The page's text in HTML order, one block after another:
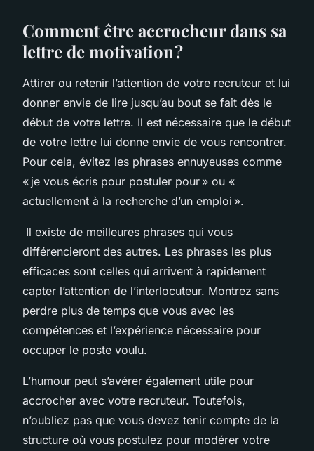
Comment être accrocheur dans sa
lettre de motivation ?
Attirer ou retenir l’attention de votre recruteur et lui
donner envie de lire jusqu’au bout se fait dès le
début de votre lettre. Il est nécessaire que le début
de votre lettre lui donne envie de vous rencontrer.
Pour cela, évitez les phrases ennuyeuses comme
« je vous écris pour postuler pour » ou «
actuellement à la recherche d’un emploi ».
Il existe de meilleures phrases qui vous
différencieront des autres. Les phrases les plus
efficaces sont celles qui arrivent à rapidement
capter l’attention de l’interlocuteur. Montrez sans
perdre plus de temps que vous avec les
compétences et l’expérience nécessaire pour
occuper le poste voulu.
L’humour peut s’avérer également utile pour
accrocher avec votre recruteur. Toutefois,
n’oubliez pas que vous devez tenir compte de la
structure où vous postulez pour modérer votre